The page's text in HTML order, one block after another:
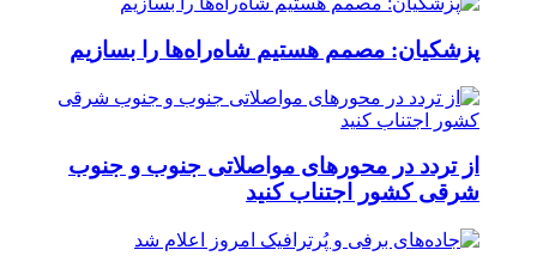
پزشکیان: مصمم هستیم شاه‌راه‌ها را بسازیم
از تردد در محورهای مواصلاتی جنوب و جنوب
شرقی کشور اجتناب کنید